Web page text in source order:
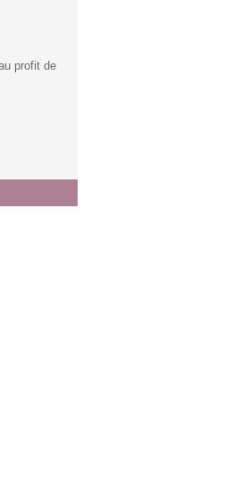
profit de